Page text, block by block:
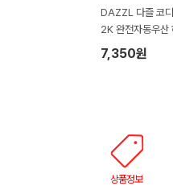
DAZZL 다즐 코
2K 완전자동우산
함 (풀칼라인쇄)
7,350원
상품정보